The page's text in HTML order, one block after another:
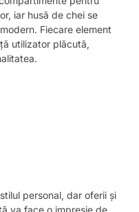
iar husă de chei se
Fiecare element
utilizator plăcută,
personal, dar oferii și
va face o impresie de